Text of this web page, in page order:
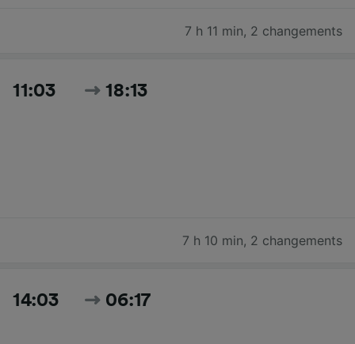
7 h 11 min, 2 changements
11:03 18:13
7 h 10 min, 2 changements
14:03 06:17